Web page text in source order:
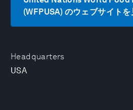
Headquarters
USA
(WFPUSA) のウェブサイトを